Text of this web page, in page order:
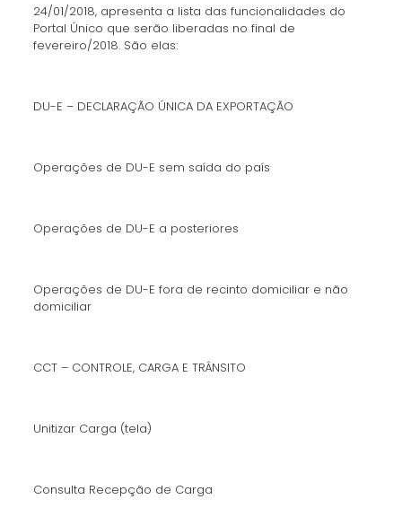
24/01/2018, apresenta a lista das funcionalidades do
Portal Único que serão liberadas no final de
fevereiro/2018. São elas:
DU-E – DECLARAÇÃO ÚNICA DA EXPORTAÇÃO
Operações de DU-E sem saída do país
Operações de DU-E a posteriores
Operações de DU-E fora de recinto domiciliar e não
domiciliar
CCT – CONTROLE, CARGA E TRÂNSITO
Unitizar Carga (tela)
Consulta Recepção de Carga